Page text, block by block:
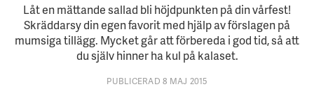
Låt en mättande sallad bli höjdpunkten på din vårfest!
Skräddarsy din egen favorit med hjälp av förslagen på
mumsiga tillägg. Mycket går att förbereda i god tid, så att
du själv hinner ha kul på kalaset.
PUBLICERAD 8 MAJ 2015